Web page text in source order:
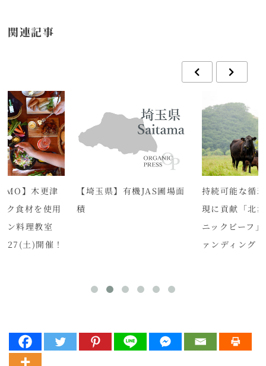
関連記事
】木更津
ク食材を使用
ン料理教室
27(土)開催！
【埼玉県】有機JAS圃場面
積
持続可能な循
現に貢献「北
ニックビーフ
ァンディング